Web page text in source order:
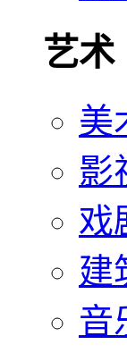
艺术
美
影
戏
建
音